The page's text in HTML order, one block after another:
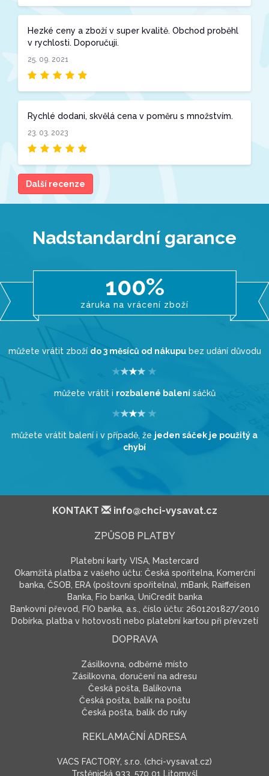
Hezké ceny a zboží v super kvalitě. Obchod proběhl
v rychlosti. Doporučuji.
25. 09. 2021
Rychlé dodani, skvělá cena v poměru s množstvím.
23. 03. 2023
Další recenze
Nadstandardní garance
100%
záruka na vrácení zboží
můžete vrátit zboží do 3 měsíců od nákupubez udání důvodu
můžete vrátit i rozbalené balenísáčků
můžete vrátit balení i v případě, že jeden sáček je použitý a
chybí
KONTAKT info@chci-vysavat.cz
ZPŮSOB PLATBY
Platební karty VISA, Mastercard
Okamžitá platba z vašeho účtu: Česká spořitelna, Komerční
banka, ČSOB, ERA (poštovní spořitelna), mBank, Raiffeisen
Banka, Fio banka, UniCredit banka
Bankovní převod, FIO banka, a.s., číslo účtu: 2601201827/2010
Dobírka, platba v hotovosti nebo platební kartou při převzetí
DOPRAVA
Zásilkovna, odběrné místo
Zásilkovna, doručení na adresu
Česká pošta, Balíkovna
Česká pošta, balík na poštu
Česká pošta, balík do ruky
REKLAMAČNÍ ADRESA
VACS FACTORY, s.r.o. (chci-vysavat.cz)
Trstěnická 933, 570 01 Litomyšl